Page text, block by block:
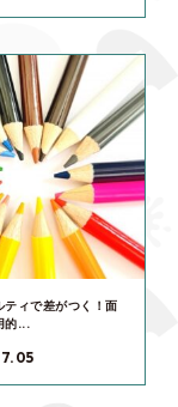
ティで差がつく！面
的...